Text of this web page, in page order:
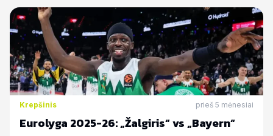
Krepšinis prieš 5 mėnesiai
Eurolyga 2025-26: „Žalgiris“ vs „Bayern“